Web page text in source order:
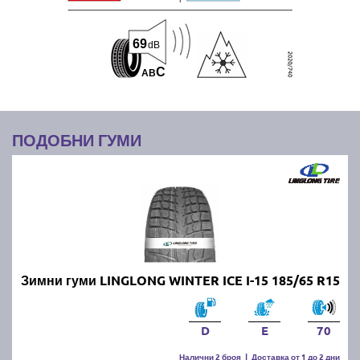
ABC
69dB
ПОДОБНИ ГУМИ
Зимни гуми LINGLONG WINTER ICE I-15 185/65 R15
D E 70
Налични 2 броя | Доставка от 1 до 2 дни